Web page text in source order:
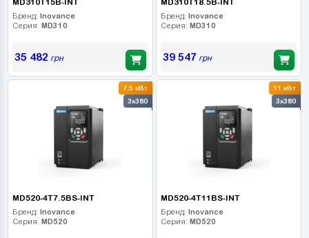
MD310T15B-INT
Бренд: Inovance
Серия: MD310
35 482 грн
MD310T18.5B-INT
Бренд: Inovance
Серия: MD310
39 547 грн
7.5 кВт
3x380
MD520-4T7.5BS-INT
Бренд: Inovance
Серия: MD520
11 кВт
3x380
MD520-4T11BS-INT
Бренд: Inovance
Серия: MD520